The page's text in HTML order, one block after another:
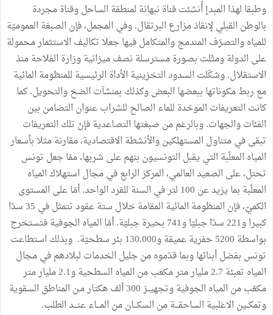
وطبقا لهذا المبدإأُنشئتقناة نبهانة لمنطقة الساحلوقناةمجردة
بالوطن القبلي لإنقاذمزارع البرتقال.وفي المجمل،فإن الصبغة العموميّة
للمياهوالتصرّف المندمجوالمتكاملفيهاجعلاتكاليف الاستثمارمحمولة
على الدولةومثّلت بصورةمسترسلة نصفميزانيةوزارة الفلاحةمنذ
الاستقلال.وشكّلت السدودالتخزينية الأداة الرئيسية للمنظومة المائية
مع ربطمكوناتها ببعضها البعضوكذلك بمنشآت الضخوالتحويل.كما
كانت التعريفات الموحّدة للماء الصالح للشرابعنوان التضامن بين
الفئاتوالجهات.وبالرغممن صبغتها التصاعديةفإنّ تلك التعريفات
تبقىفيمتناول المستهلكينوالأنشطة الاقتصادية،مقارنةمثلابأسعار
المياه المعلّبة التي يقبل التونسيون بنهمعلى شربها،ممّاجعل تونس
تحتل،على الصعيدالعالمي،المركزالرابعفيمجال استهلاكالمياه
المعلّبة بما يزيدعن 100 لترفي السنة للفردالواحد.أمّاعلى المستوى
الكميّ،فإن المنظومة المائية المقامةخلال ستةعقودتتمثلفي 35سدّا
كبيراو221 سدّاجبليّاو741 بحيرةجبليّة.أمّا المياه الجوفيةفتستخرج
بواسطة 5200حفريةعميقةو130 .000 بئرسطحيّة. وبذلك استطاعت
تونس بفضلأبنائهاوبماقدّموهمنجليل الخدمات لبلادهمفيمجال
المياه تعبئة 2.7 مليارمترمكعبمن المياه السطحيةو2 .1 مليارمتر
مكعّبمن المياه الجوفيةوتجهيــز300ألف هكتارمـن المناطق السقوية
وتمكــين الاغلبية الساحقـــةمن السكـــانمن المـــاءعنـــدالطلب.